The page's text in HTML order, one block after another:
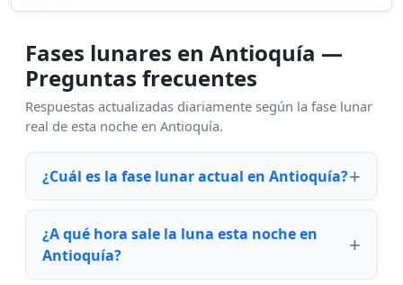
Fases lunares en Antioquía —
Preguntas frecuentes
Respuestas actualizadas diariamente según la fase lunar
real de esta noche en Antioquía.
¿Cuál es la fase lunar actual en Antioquía?
¿A qué hora sale la luna esta noche en
Antioquía?